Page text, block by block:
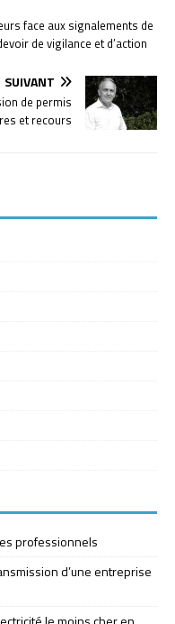
face aux signalements de
de vigilance et d’action
SUIVANT
de permis
et recours
professionnels
d’une entreprise